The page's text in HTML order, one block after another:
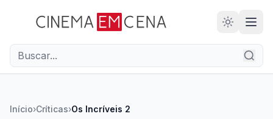
Início›Críticas›Os Incríveis 2